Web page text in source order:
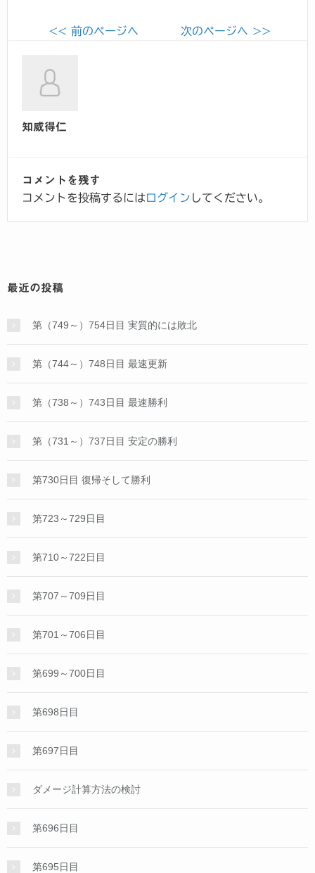
<< 前のページへ 次のページへ >>
知威得仁
コメントを残す
コメントを投稿するにはログイン してください。
最近の投稿
第（749～）754日目 実質的には敗北
第（744～）748日目 最速更新
第（738～）743日目 最速勝利
第（731～）737日目 安定の勝利
第730日目 復帰そして勝利
第723～729日目
第710～722日目
第707～709日目
第701～706日目
第699～700日目
第698日目
第697日目
ダメージ計算方法の検討
第696日目
第695日目